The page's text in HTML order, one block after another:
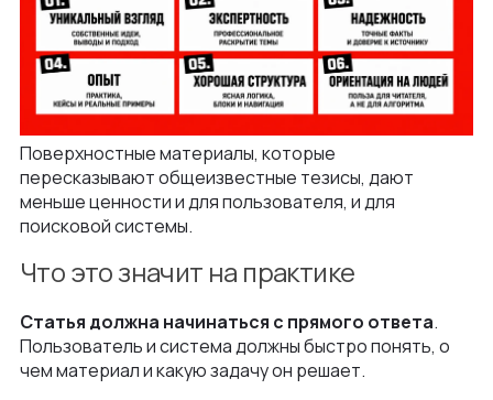
Поверхностные материалы, которые
пересказывают общеизвестные тезисы, дают
меньше ценности и для пользователя, и для
поисковой системы.
Что это значит на практике
Статья должна начинаться с прямого ответа.
Пользователь и система должны быстро понять, о
чем материал и какую задачу он решает.